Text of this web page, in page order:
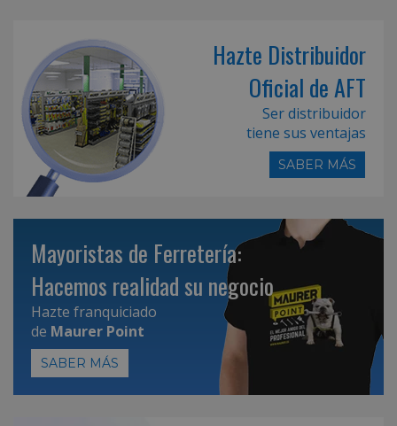
Hazte Distribuidor
Oficial de AFT
Ser distribuidor
tiene sus ventajas
SABER MÁS
Mayoristas de Ferretería:
Hacemos realidad su negocio
Hazte franquiciado
de Maurer Point
SABER MÁS